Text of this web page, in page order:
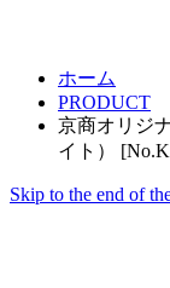
ホーム
PRODUCT
京商オリジ
イト）
Skip to the end of